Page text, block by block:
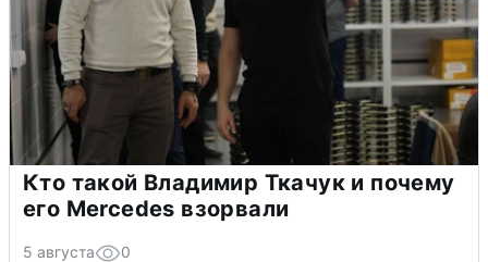
Кто такой Владимир Ткачук и почему
его Mercedes взорвали
5 августа 0